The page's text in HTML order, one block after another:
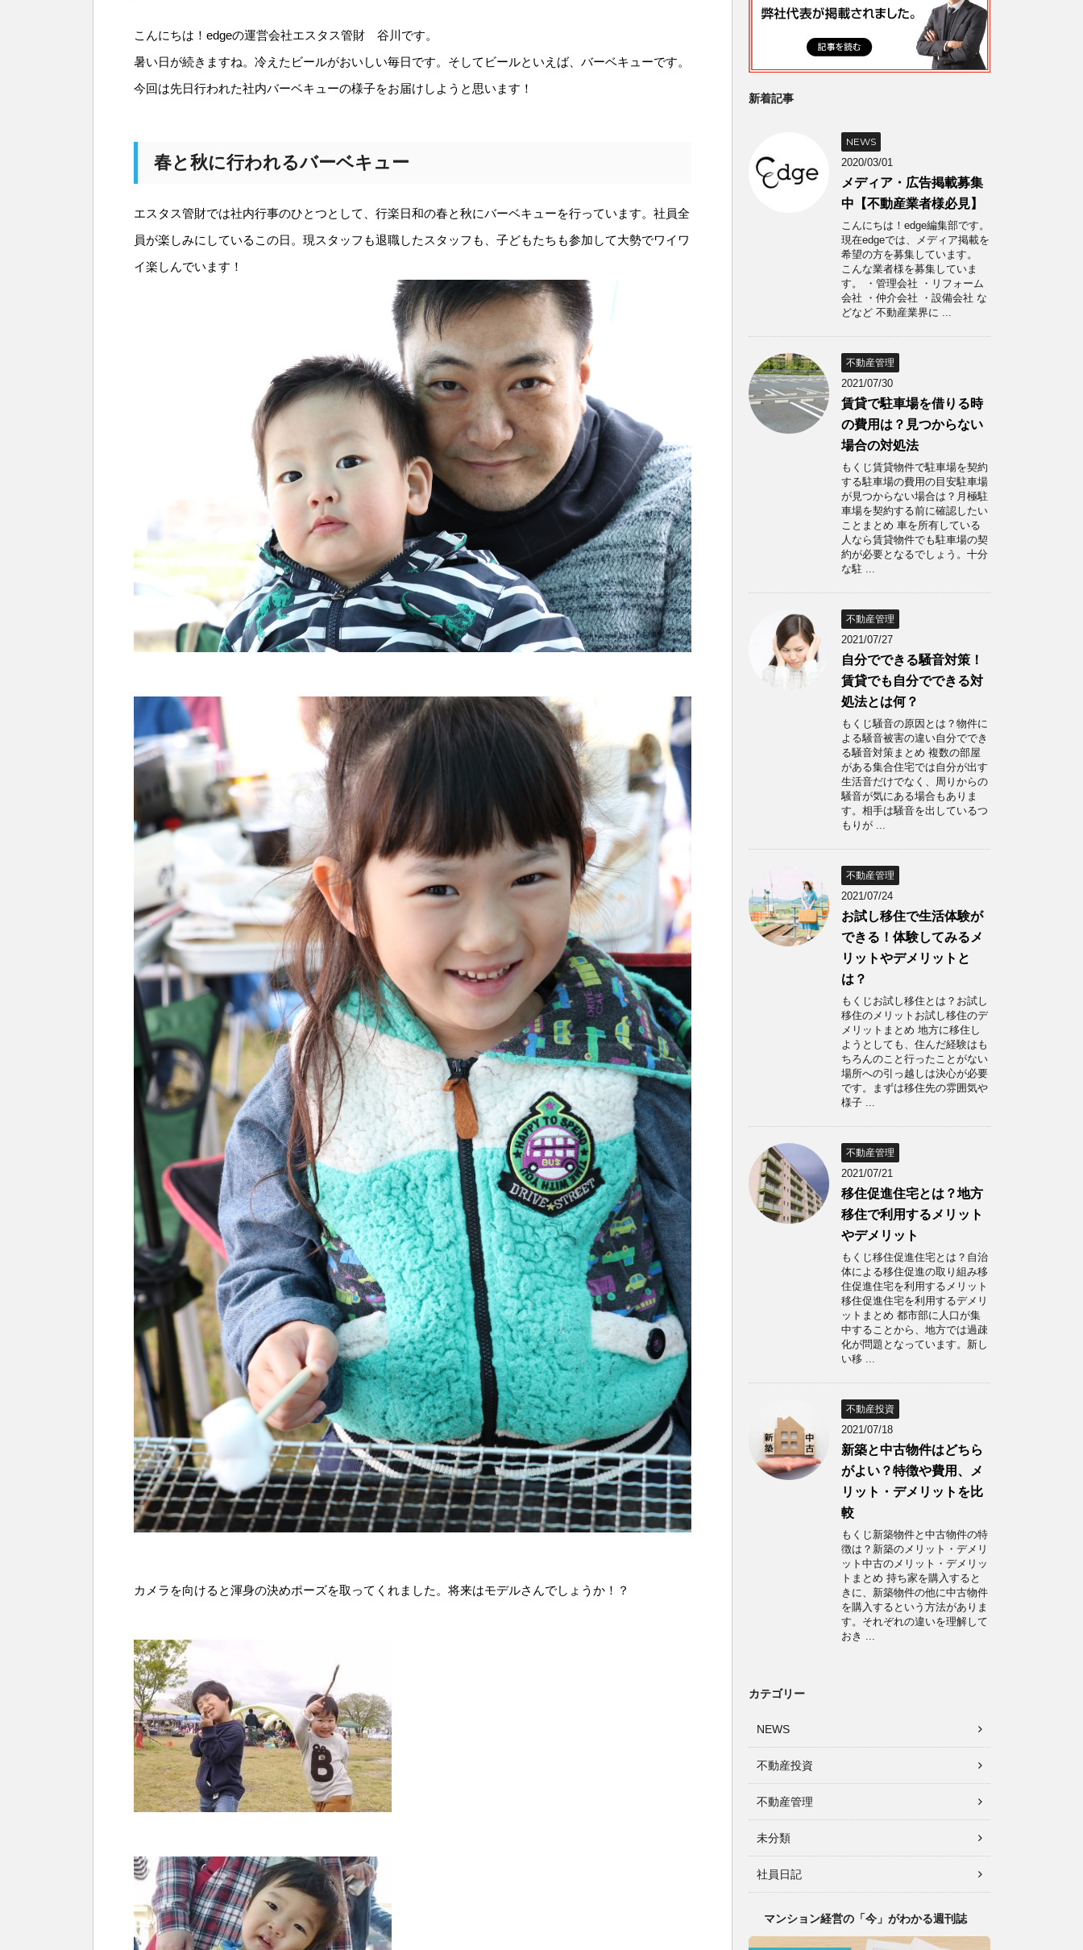
こんにちは！edgeの運営会社エスタス管財 谷川です。
暑い日が続きますね。冷えたビールがおいしい毎日です。そしてビールといえば、バーベキューです。
今回は先日行われた社内バーベキューの様子をお届けしようと思います！
春と秋に行われるバーベキュー
エスタス管財では社内行事のひとつとして、行楽日和の春と秋にバーベキューを行っています。社員全
員が楽しみにしているこの日。現スタッフも退職したスタッフも、子どもたちも参加して大勢でワイワ
イ楽しんでいます！
カメラを向けると渾身の決めポーズを取ってくれました。将来はモデルさんでしょうか！？
新着記事
NEWS
2020/03/01
メディア・広告掲載募集
中【不動産業者様必見】
こんにちは！edge編集部です。
現在edgeでは、メディア掲載を
希望の方を募集しています。
こんな業者様を募集していま
す。 ・管理会社 ・リフォーム
会社 ・仲介会社 ・設備会社 な
どなど 不動産業界に ...
不動産管理
2021/07/30
賃貸で駐車場を借りる時
の費用は？見つからない
場合の対処法
もくじ賃貸物件で駐車場を契約
する駐車場の費用の目安駐車場
が見つからない場合は？月極駐
車場を契約する前に確認したい
ことまとめ 車を所有している
人なら賃貸物件でも駐車場の契
約が必要となるでしょう。十分
な駐 ...
不動産管理
2021/07/27
自分でできる騒音対策！
賃貸でも自分でできる対
処法とは何？
もくじ騒音の原因とは？物件に
よる騒音被害の違い自分ででき
る騒音対策まとめ 複数の部屋
がある集合住宅では自分が出す
生活音だけでなく、周りからの
騒音が気にある場合もありま
す。相手は騒音を出しているつ
もりが ...
不動産管理
2021/07/24
お試し移住で生活体験が
できる！体験してみるメ
リットやデメリットと
は？
もくじお試し移住とは？お試し
移住のメリットお試し移住のデ
メリットまとめ 地方に移住し
ようとしても、住んだ経験はも
ちろんのこと行ったことがない
場所への引っ越しは決心が必要
です。まずは移住先の雰囲気や
様子 ...
不動産管理
2021/07/21
移住促進住宅とは？地方
移住で利用するメリット
やデメリット
もくじ移住促進住宅とは？自治
体による移住促進の取り組み移
住促進住宅を利用するメリット
移住促進住宅を利用するデメリ
ットまとめ 都市部に人口が集
中することから、地方では過疎
化が問題となっています。新し
い移 ...
不動産投資
2021/07/18
新築と中古物件はどちら
がよい？特徴や費用、メ
リット・デメリットを比
較
もくじ新築物件と中古物件の特
徴は？新築のメリット・デメリ
ット中古のメリット・デメリッ
トまとめ 持ち家を購入すると
きに、新築物件の他に中古物件
を購入するという方法がありま
す。それぞれの違いを理解して
おき ...
カテゴリー
NEWS
不動産投資
不動産管理
未分類
社員日記
マンション経営の「今」がわかる週刊誌